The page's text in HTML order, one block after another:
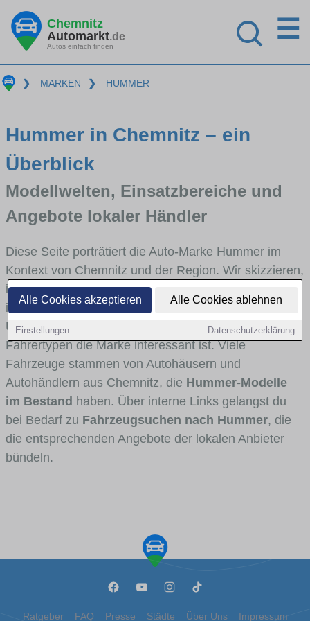
Alle Cookies akzeptieren Alle Cookies ablehnen
Einstellungen Datenschutzerklärung
Chemnitz
Automarkt.de
Autos einfach finden
☰
❯ MARKEN ❯ HUMMER
Hummer in Chemnitz – ein
Überblick
Modellwelten, Einsatzbereiche und
Angebote lokaler Händler
Diese Seite porträtiert die Auto-Marke Hummer im
Kontext von Chemnitz und der Region. Wir skizzieren,
in welchen Fahrzeugklassen Hummer stark vertreten
ist, welche Modellreihen häufig im Stadt- und
Umlandverkehr zu sehen sind und für welche
Fahrertypen die Marke interessant ist. Viele
Fahrzeuge stammen von Autohäusern und
Autohändlern aus Chemnitz, die Hummer-Modelle
im Bestand haben. Über interne Links gelangst du
bei Bedarf zu Fahrzeugsuchen nach Hummer, die
die entsprechenden Angebote der lokalen Anbieter
bündeln.
Ratgeber FAQ Presse Städte Über Uns Impressum